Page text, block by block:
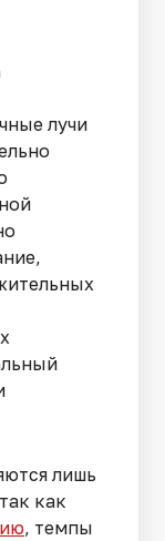
лучи
лишь
как
, темпы